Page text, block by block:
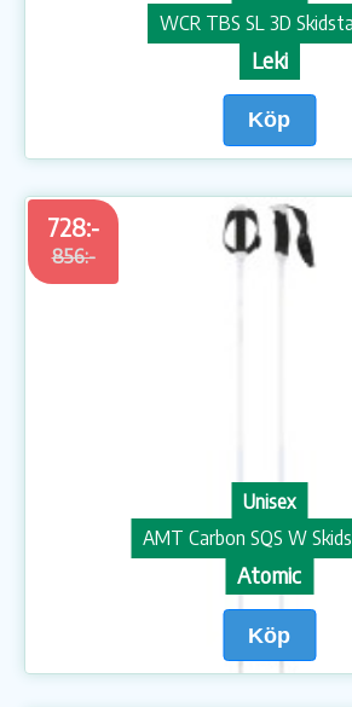
WCR TBS SL 3D
Leki
Köp
728:-
856:-
Unisex
AMT Carbon SQS W
Atomic
Köp